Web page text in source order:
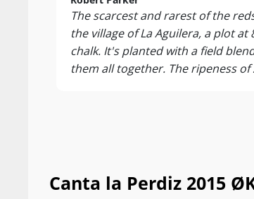
The scarcest and rarest of the
the village of La Aguilera, a plot
chalk. It's planted with a field
them all together. The ripeness
Canta la Perdiz 2015